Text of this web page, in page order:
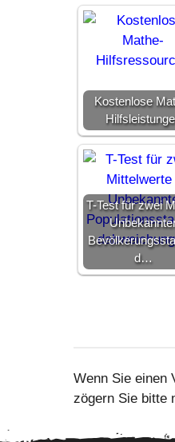
Kostenlose
T-Test für zwei
d…
Wenn Sie einen
zögern Sie bitte